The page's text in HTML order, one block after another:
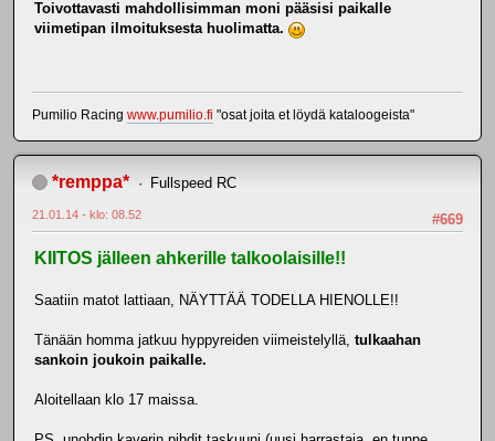
Toivottavasti mahdollisimman moni pääsisi paikalle
viimetipan ilmoituksesta huolimatta.
Pumilio Racing www.pumilio.fi "osat joita et löydä kataloogeista"
*remppa* Fullspeed RC
#669
21.01.14 - klo: 08.52
KIITOS jälleen ahkerille talkoolaisille!!
Saatiin matot lattiaan, NÄYTTÄÄ TODELLA HIENOLLE!!
Tänään homma jatkuu hyppyreiden viimeistelyllä, tulkaahan
sankoin joukoin paikalle.
Aloitellaan klo 17 maissa.